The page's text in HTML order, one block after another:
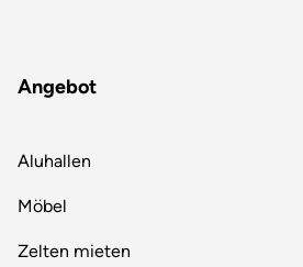
Angebot
Aluhallen
Möbel
Zelten mieten